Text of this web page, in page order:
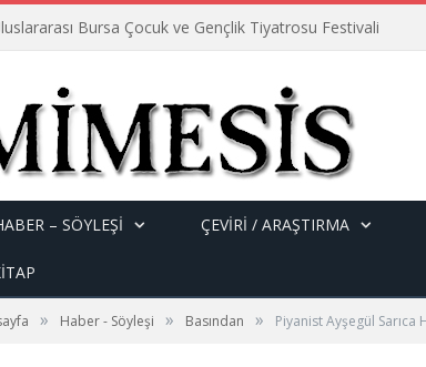
Bursa Çocuk ve Gençlik Tiyatrosu Festivali
– SÖYLEŞI ÇEVİRİ / ARAŞTIRMA
» Haber - Söyleşi » Basından » Piyanist Ayşegül Sarıca